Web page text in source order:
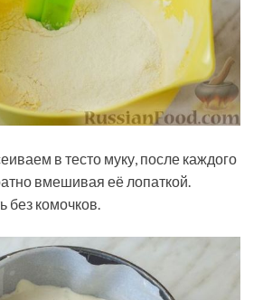
в тесто муку, после каждого
вмешивая её лопаткой.
без комочков.